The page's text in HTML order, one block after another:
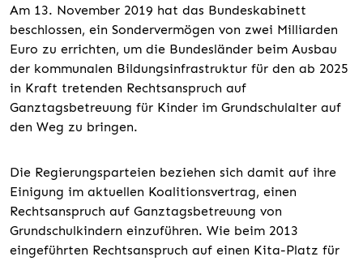
Am 13. November 2019 hat das Bundeskabinett
beschlossen, ein Sondervermögen von zwei Milliarden
Euro zu errichten, um die Bundesländer beim Ausbau
der kommunalen Bildungsinfrastruktur für den ab 2025
in Kraft tretenden Rechtsanspruch auf
Ganztagsbetreuung für Kinder im Grundschulalter auf
den Weg zu bringen.
Die Regierungsparteien beziehen sich damit auf ihre
Einigung im aktuellen Koalitionsvertrag, einen
Rechtsanspruch auf Ganztagsbetreuung von
Grundschulkindern einzuführen. Wie beim 2013
eingeführten Rechtsanspruch auf einen Kita-Platz für